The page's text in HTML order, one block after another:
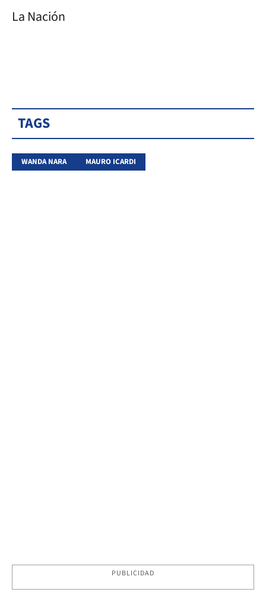
La Nación
TAGS
WANDA NARA MAURO ICARDI
PUBLICIDAD